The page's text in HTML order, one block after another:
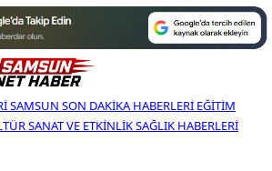
SAMSUN SON DAKIKA HABERLERI EĞITIM
SANAT VE ETKINLIKSAĞLIK HABERLERI